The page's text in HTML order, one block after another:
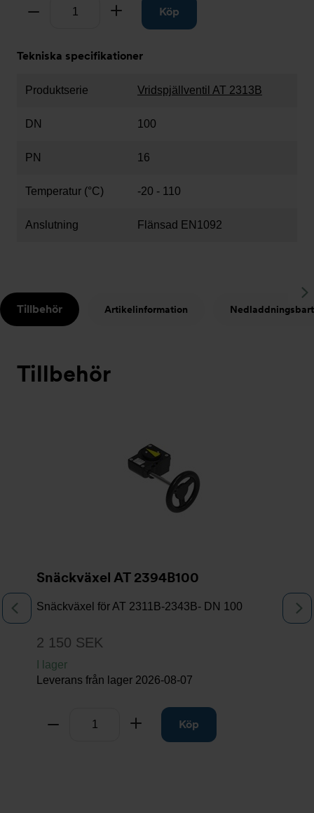
Ta bort Lägg tillKöp
Tekniska specifikationer
Produktserie Vridspjällventil AT 2313B
DN 100
PN 16
Temperatur (°C) -20 - 110
Anslutning Flänsad EN1092
Tillbehör Artikelinformation Nedladdningsbart
Tillbehör
Snäckväxel AT 2394B100
Snäckväxel för AT 2311B-2343B- DN 100
2 150 SEK
I lager
Leverans från lager 2026-08-07
Ta bort Lägg tillKöp
Föregående